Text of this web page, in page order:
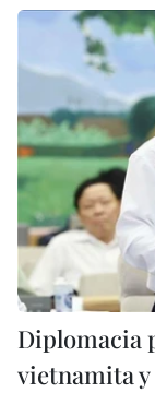
Diplomacia
vietnamita